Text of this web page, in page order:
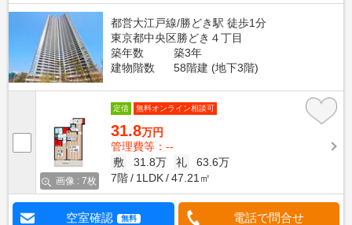
都営大江戸線/勝どき駅 徒歩1分
東京都中央区勝どき４丁目
築年数
築3年
建物階数
58階建 (地下3階)
画像 : 7枚
定借 無料オンライン相談可
31.8万円
管理費等：--
敷
31.8万 礼
63.6万
7階
1LDK 47.21㎡
空室確認 無料 電話で問合せ